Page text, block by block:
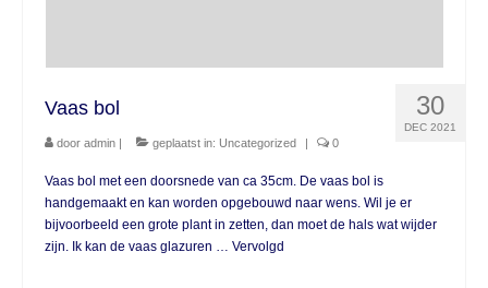
30
DEC 2021
Vaas bol
door admin | geplaatst in: Uncategorized | 0
Vaas bol met een doorsnede van ca 35cm. De vaas bol is
handgemaakt en kan worden opgebouwd naar wens. Wil je er
bijvoorbeeld een grote plant in zetten, dan moet de hals wat wijder
zijn. Ik kan de vaas glazuren … Vervolgd